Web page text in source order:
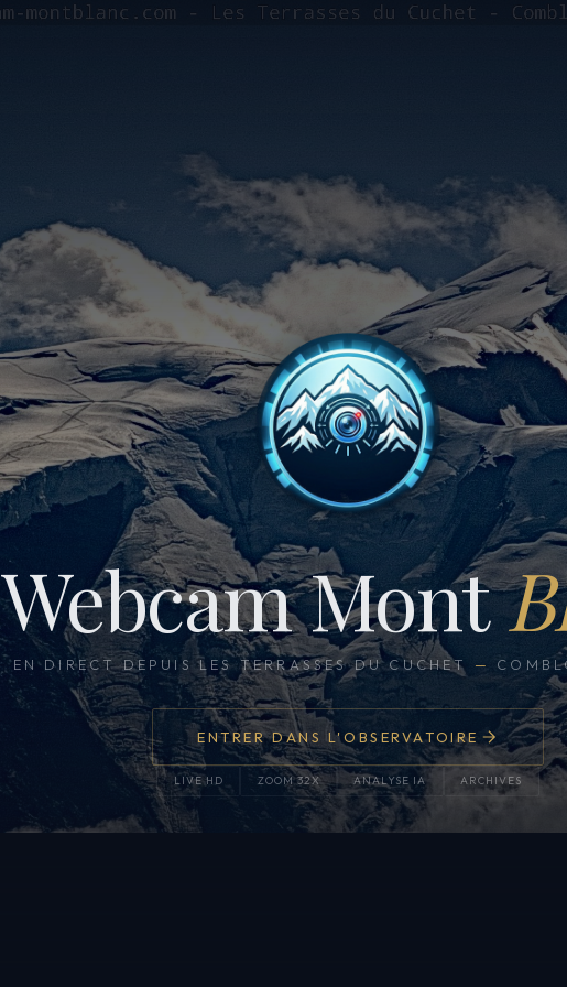
Webcam Mont
EN DIRECT DEPUIS LES TERRASSES DU CUCHET —
ENTRER DANS L'OBSERVATOIRE
LIVE HD ZOOM 32X ANALYSE IA ARCHIVES